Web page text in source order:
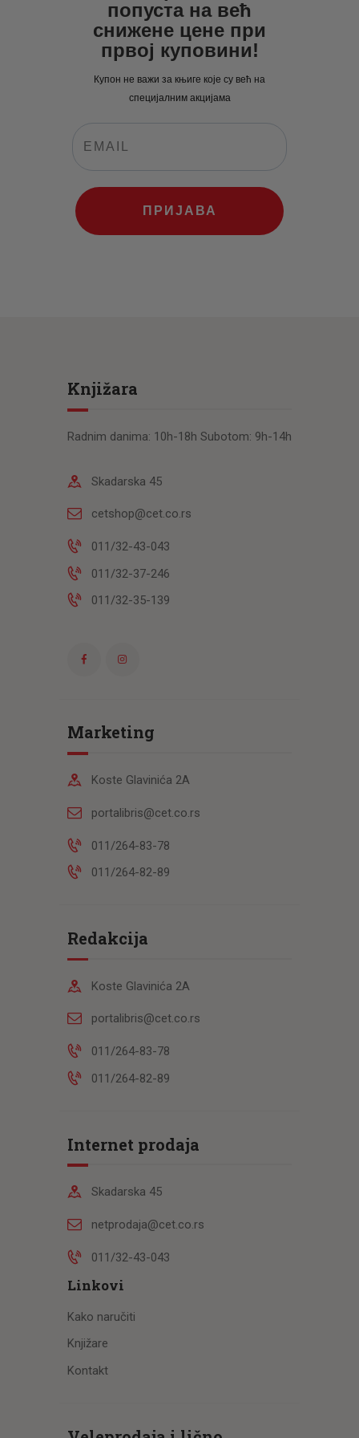
попуста на већ
снижене цене при
првој куповини!
Купон не важи за књиге које су већ на
специјалним акцијама
ПРИЈАВА
Knjižara
Radnim danima: 10h-18h Subotom: 9h-14h
Skadarska 45
cetshop@cet.co.rs
011/32-43-043
011/32-37-246
011/32-35-139
Marketing
Koste Glavinića 2A
portalibris@cet.co.rs
011/264-83-78
011/264-82-89
Redakcija
Koste Glavinića 2A
portalibris@cet.co.rs
011/264-83-78
011/264-82-89
Internet prodaja
Skadarska 45
netprodaja@cet.co.rs
011/32-43-043
Linkovi
Kako naručiti
Knjižare
Kontakt